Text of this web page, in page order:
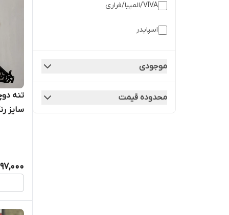
VIVA/المپیا/فراری
اسپایدر
پرومکس رویال
موجودی
محدوده قیمت
سایز